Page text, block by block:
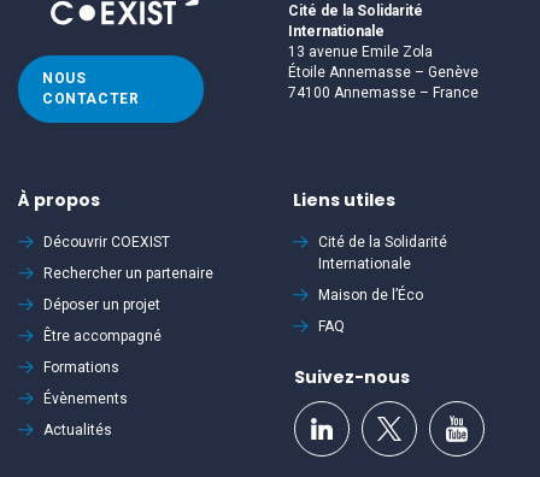
NOUS
CONTACTER
Cité de la Solidarité
Internationale
13 avenue Emile Zola
Étoile Annemasse – Genève
74100 Annemasse – France
À propos
Découvrir COEXIST
Rechercher un partenaire
Déposer un projet
Être accompagné
Formations
Évènements
Actualités
Liens utiles
Cité de la Solidarité
Internationale
Maison de l’Éco
FAQ
Suivez-nous